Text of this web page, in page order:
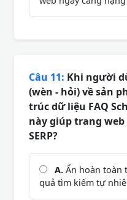
Câu 11: Khi người
(wèn - hỏi) về sản
trúc dữ liệu FAQ
này giúp trang
SERP?
A. Ẩn hoàn toàn
quả tìm kiếm tự